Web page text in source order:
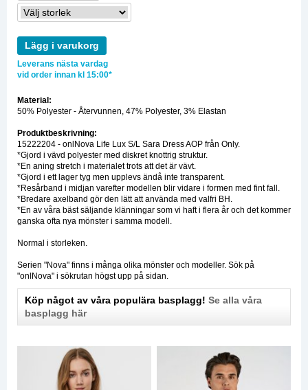
Lägg i varukorg
Leverans nästa vardag
vid order innan kl 15:00*
Material:
50% Polyester - Återvunnen, 47% Polyester, 3% Elastan
Produktbeskrivning:
15222204 - onlNova Life Lux S/L Sara Dress AOP från Only.
*Gjord i vävd polyester med diskret knottrig struktur.
*En aning stretch i materialet trots att det är vävt.
*Gjord i ett lager tyg men upplevs ändå inte transparent.
*Resårband i midjan varefter modellen blir vidare i formen med fint fall.
*Bredare axelband gör den lätt att använda med valfri BH.
*En av våra bäst säljande klänningar som vi haft i flera år och det kommer
ganska ofta nya mönster i samma modell.
Normal i storleken.
Serien "Nova" finns i många olika mönster och modeller. Sök på
"onlNova" i sökrutan högst upp på sidan.
Köp något av våra populära basplagg! Se alla våra
basplagg här